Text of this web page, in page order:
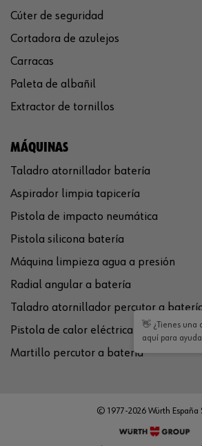
Cúter de seguridad
Cortadora de azulejos
Carracas
Paleta de albañil
Extractor de tornillos
MÁQUINAS
Taladro atornillador batería
Aspirador limpia tapicería
Pistola de impacto neumática
Pistola silicona batería
Máquina limpieza agua a presión
Radial angular a batería
Taladro atornillador percutor a
Pistola de calor eléctrica
Martillo percutor a batería
© 1977-2026 Würth España
👋 ¿Tienes una
aquí para